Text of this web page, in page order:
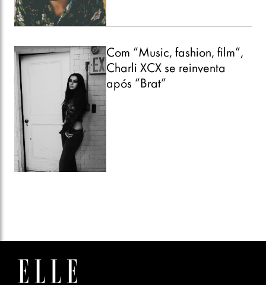
Com “Music, fashion, film”,
Charli XCX se reinventa
após “Brat”